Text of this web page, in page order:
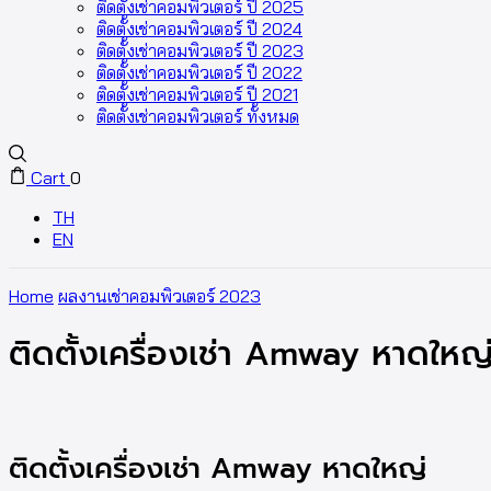
ติดตั้งเช่าคอมพิวเตอร์ ปี 2025
ติดตั้งเช่าคอมพิวเตอร์ ปี 2024
ติดตั้งเช่าคอมพิวเตอร์ ปี 2023
ติดตั้งเช่าคอมพิวเตอร์ ปี 2022
ติดตั้งเช่าคอมพิวเตอร์ ปี 2021
ติดตั้งเช่าคอมพิวเตอร์ ทั้งหมด
Cart 0
TH
EN
Home ผลงานเช่าคอมพิวเตอร์ 2023
ติดตั้งเครื่องเช่า Amway หาดให
ติดตั้งเครื่องเช่า Amway หาดใหญ่